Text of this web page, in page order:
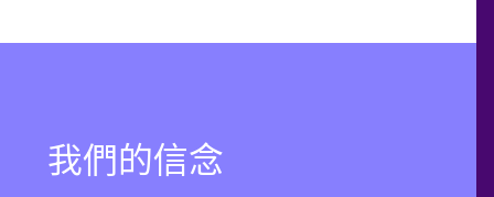
我們的信念